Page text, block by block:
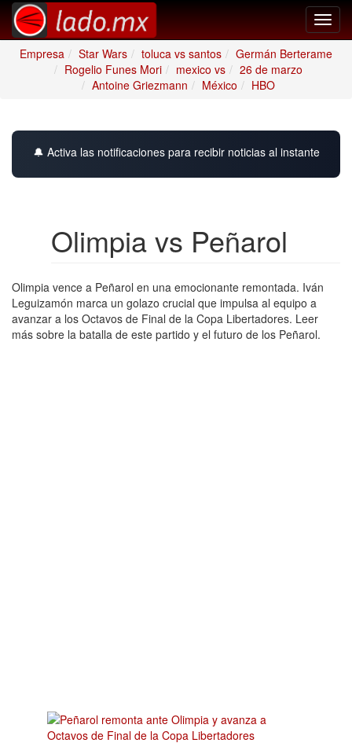
Empresa
Star Wars toluca vs santos
Germán Berterame
Rogelio Funes Mori
mexico vs
26 de marzo
Antoine Griezmann
México HBO
🔔 Activa las notificaciones para recibir noticias al instante
Olimpia vs Peñarol
Olimpia vence a Peñarol en una emocionante remontada. Iván
Leguizamón marca un golazo crucial que impulsa al equipo a
avanzar a los Octavos de Final de la Copa Libertadores. Leer
más sobre la batalla de este partido y el futuro de los Peñarol.